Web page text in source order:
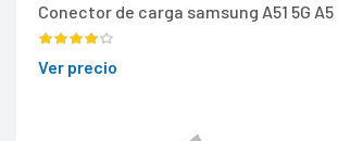
Conector de carga samsung A51 5G A5
Ver precio